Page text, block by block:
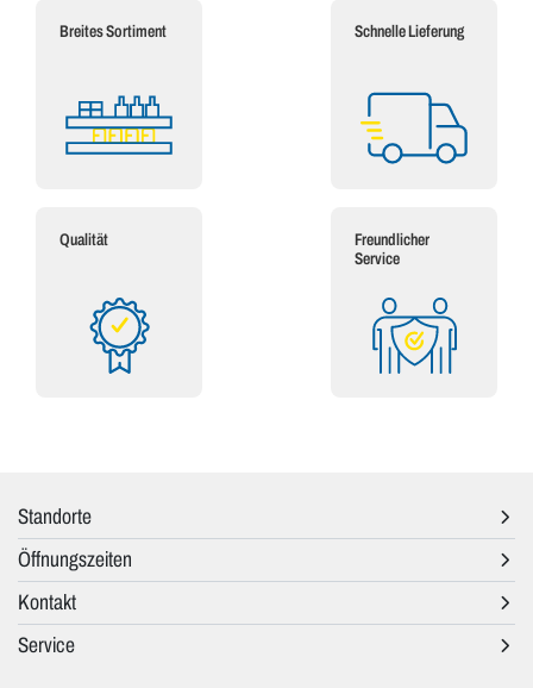
Breites Sortiment Schnelle Lieferung
Qualität
Freundlicher
Service
Standorte
Öffnungszeiten
Kontakt
Service